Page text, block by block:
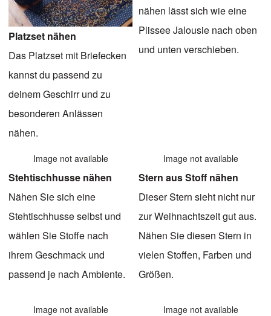
Platzset nähen
Das Platzset mit Briefecken
kannst du passend zu
deinem Geschirr und zu
besonderen Anlässen
nähen.
nähen lässt sich wie eine
Plissee Jalousie nach oben
und unten verschieben.
Image not available
Stehtischhusse nähen
Nähen Sie sich eine
Stehtischhusse selbst und
wählen Sie Stoffe nach
ihrem Geschmack und
passend je nach Ambiente.
Image not available
Stern aus Stoff nähen
Dieser Stern sieht nicht nur
zur Weihnachtszeit gut aus.
Nähen Sie diesen Stern in
vielen Stoffen, Farben und
Größen.
Image not available Image not available